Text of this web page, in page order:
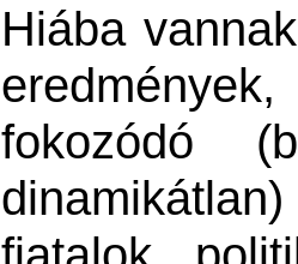
Hiába
fokozódó